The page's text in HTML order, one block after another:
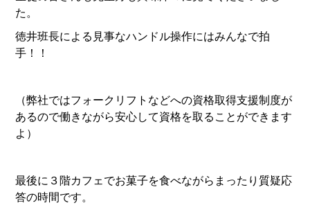
た。
徳井班長による見事なハンドル操作にはみんなで拍
手！！
（弊社ではフォークリフトなどへの資格取得支援制度が
あるので働きながら安心して資格を取ることができます
よ）
最後に３階カフェでお菓子を食べながらまったり質疑応
答の時間です。